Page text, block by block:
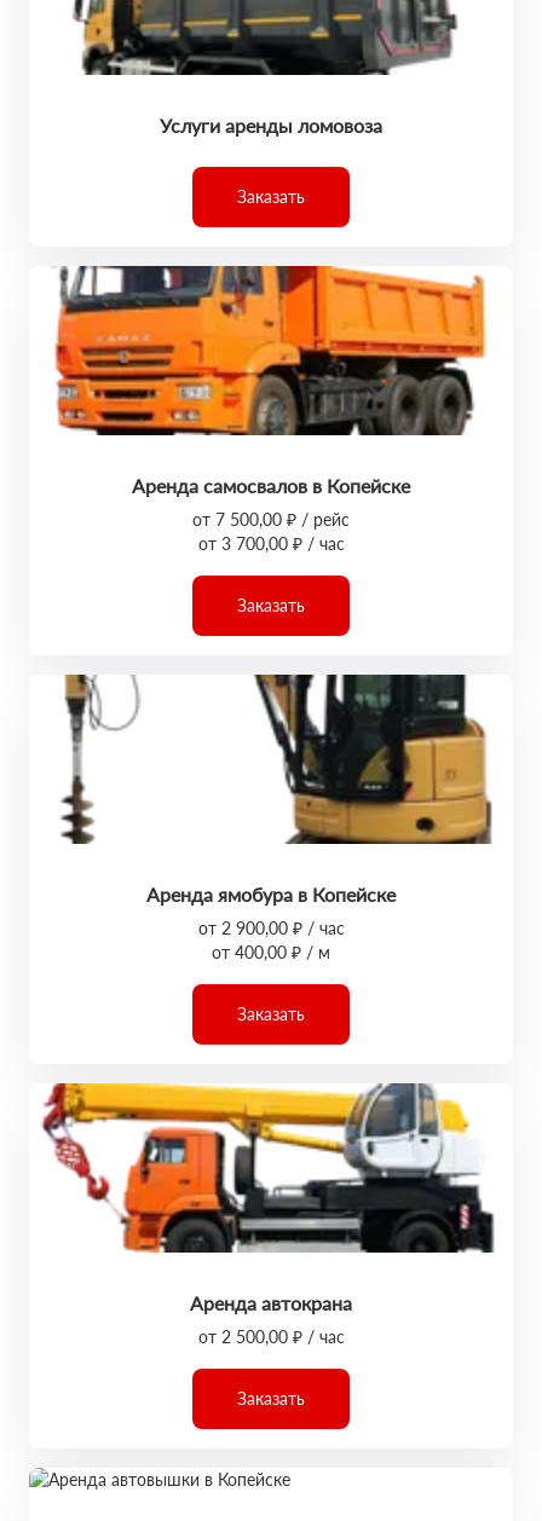
Услуги аренды ломовоза
Заказать
Аренда самосвалов в Копейске
от 7 500,00 ₽ / рейс
от 3 700,00 ₽ / час
Заказать
Аренда ямобура в Копейске
от 2 900,00 ₽ / час
от 400,00 ₽ / м
Заказать
Аренда автокрана
от 2 500,00 ₽ / час
Заказать